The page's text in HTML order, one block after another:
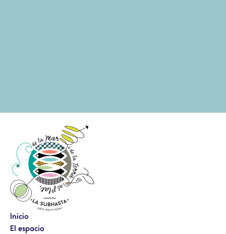
Inicio
El espacio